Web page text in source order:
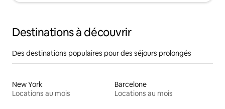
Destinations à découvrir
Des destinations populaires pour des séjours prolongés
New York
Locations au mois
Barcelone
Locations au mois